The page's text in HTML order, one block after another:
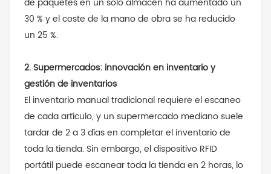
30 % y el coste de la mano de obra se ha reducido
un 25 %.
2. Supermercados: innovación en inventario y
gestión de inventarios
El inventario manual tradicional requiere el escaneo
de cada artículo, y un supermercado mediano suele
tardar de 2 a 3 días en completar el inventario de
toda la tienda. Sin embargo, el dispositivo RFID
portátil puede escanear toda la tienda en 2 horas, lo